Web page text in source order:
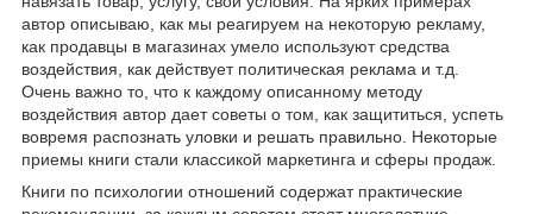
автор описываю, как мы реагируем на некоторую рекламу,
как продавцы в магазинах умело используют средства
воздействия, как действует политическая реклама и т.д.
Очень важно то, что к каждому описанному методу
воздействия автор дает советы о том, как защититься, успеть
вовремя распознать уловки и решать правильно. Некоторые
приемы книги стали классикой маркетинга и сферы продаж.
Книги по психологии отношений содержат практические